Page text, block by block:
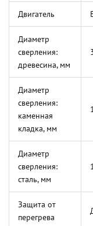
Двигатель
Диаметр
сверления:
древесина, мм
Диаметр
сверления:
каменная
кладка, мм
Диаметр
сверления:
сталь, мм
Защита от
перегрева